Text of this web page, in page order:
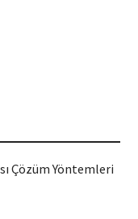
Çözüm Yöntemleri